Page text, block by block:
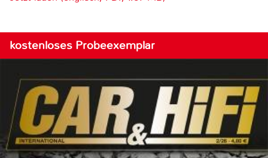
kostenloses Probeexemplar